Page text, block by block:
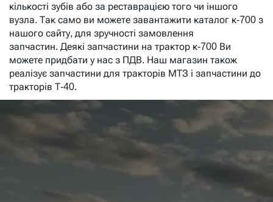
кількості зубів або за реставрацією того чи іншого
вузла. Так само ви можете завантажити каталог к-700 з
нашого сайту, для зручності замовлення
запчастин. Деякі запчастини на трактор к-700 Ви
можете придбати у нас з ПДВ. Наш магазин також
реалізує запчастини для тракторів МТЗ і запчастини до
тракторів Т-40.